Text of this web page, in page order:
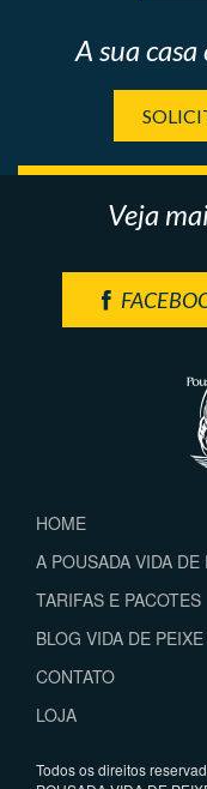
A sua
Veja
HOME
A POUSADA VIDA DE
TARIFAS E PACOTES
BLOG VIDA DE PEIXE
CONTATO
LOJA
Todos os direitos